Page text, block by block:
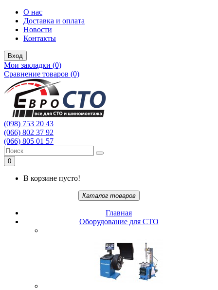
О нас
Доставка и оплата
Новости
Контакты
Вход
Мои закладки (0)
Сравнение товаров (0)
(098) 753 20 43
(066) 802 37 92
(066) 805 01 57
0
В корзине пусто!
Каталог товаров
Главная
Oбopудoвaниe для CTO